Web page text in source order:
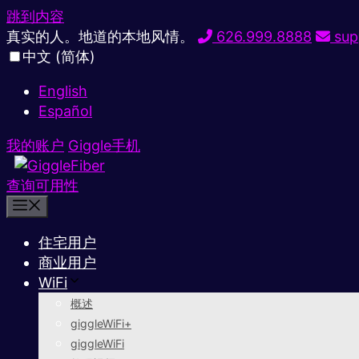
跳到内容
真实的人。地道的本地风情。
626.999.8888
中文 (简体)
English
Español
我的账户 Giggle手机
查询可用性
住宅用户
商业用户
WiFi
概述
giggleWiFi+
giggleWiFi